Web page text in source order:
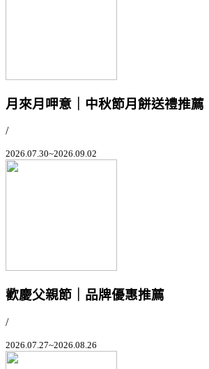
月來月呷意｜中秋節月餅送禮推薦
/
2026.07.30~2026.09.02
歡慶父親節｜品牌優惠推薦
/
2026.07.27~2026.08.26